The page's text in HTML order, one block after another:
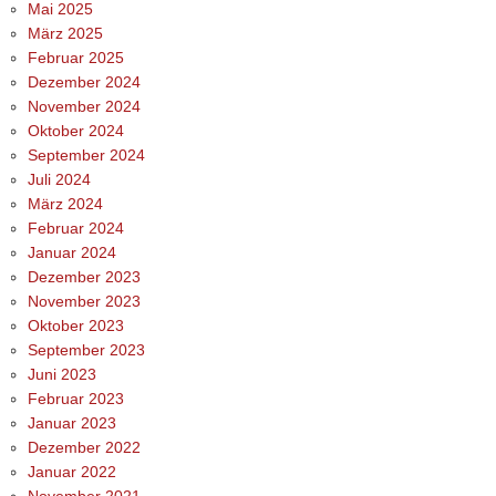
Mai 2025
März 2025
Februar 2025
Dezember 2024
November 2024
Oktober 2024
September 2024
Juli 2024
März 2024
Februar 2024
Januar 2024
Dezember 2023
November 2023
Oktober 2023
September 2023
Juni 2023
Februar 2023
Januar 2023
Dezember 2022
Januar 2022